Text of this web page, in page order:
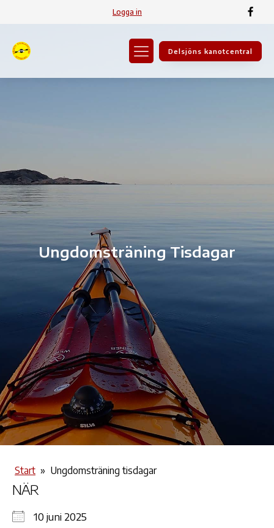
Logga in
Delsjöns kanotcentral
Ungdomsträning Tisdagar
Start » Ungdomsträning tisdagar
NÄR
10 juni 2025